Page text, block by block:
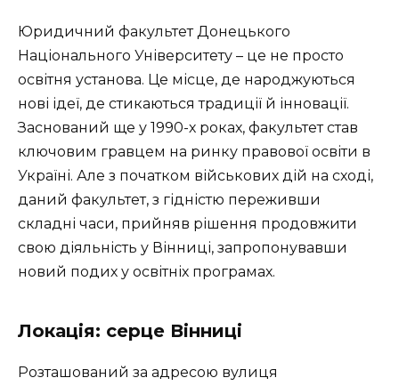
Юридичний факультет Донецького
Національного Університету – це не просто
освітня установа. Це місце, де народжуються
нові ідеї, де стикаються традиції й інновації.
Заснований ще у 1990-х роках, факультет став
ключовим гравцем на ринку правової освіти в
Україні. Але з початком військових дій на сході,
даний факультет, з гідністю переживши
складні часи, прийняв рішення продовжити
свою діяльність у Вінниці, запропонувавши
новий подих у освітніх програмах.
Локація: серце Вінниці
Розташований за адресою вулиця